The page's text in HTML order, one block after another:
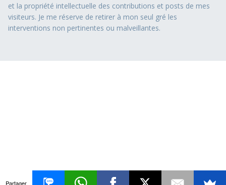
et la propriété intellectuelle des contributions et posts de mes
visiteurs. Je me réserve de retirer à mon seul gré les
interventions non pertinentes ou malveillantes.
Partager